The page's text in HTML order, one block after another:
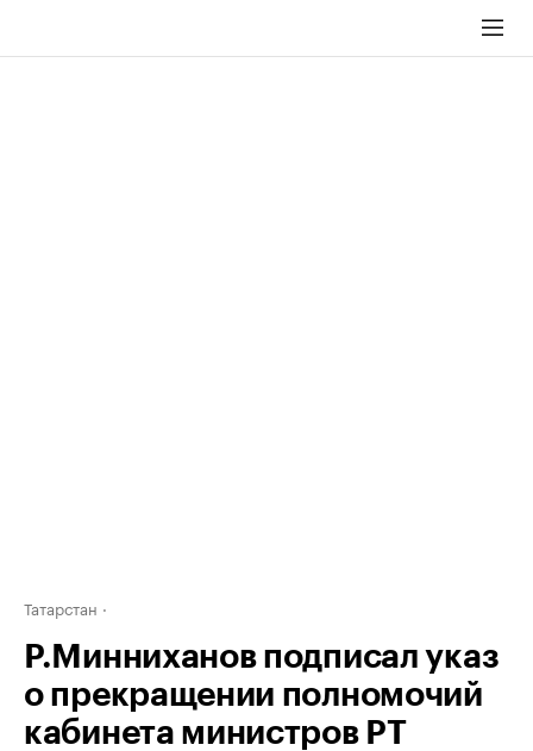
Татарстан
Р.Минниханов подписал указ
о прекращении полномочий
кабинета министров РТ